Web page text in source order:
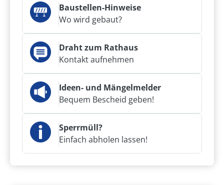
Baustellen-Hinweise
Wo wird gebaut?
Draht zum Rathaus
Kontakt aufnehmen
Ideen- und Mängelmelder
Bequem Bescheid geben!
Sperrmüll?
Einfach abholen lassen!